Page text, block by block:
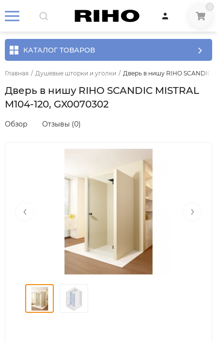
КАТАЛОГ ТОВАРОВ
Главная / Душевые шторки и уголки / Дверь в нишу RIHO SCANDIC
Дверь в нишу RIHO SCANDIC MISTRAL
M104-120, GX0070302
Обзор Отзывы (0)
‹ ›